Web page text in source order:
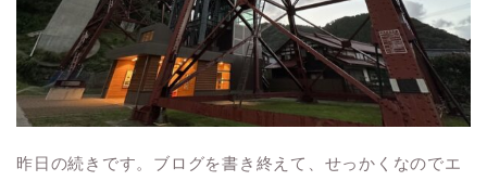
昨日の続きです。ブログを書き終えて、せっかくなのでエ